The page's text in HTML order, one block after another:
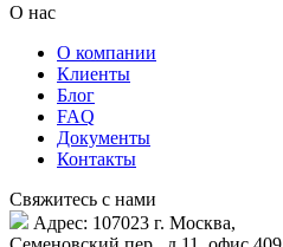
О нас
О компании
Клиенты
Блог
FAQ
Документы
Контакты
Свяжитесь с нами
Адрес: 107023 г. Москва,